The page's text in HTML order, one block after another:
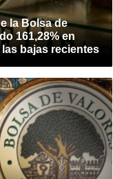
la Bolsa de
161,28% en
las bajas recientes